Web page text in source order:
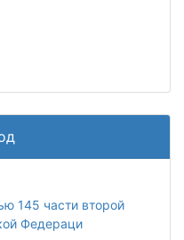
145 части второй
Федераци